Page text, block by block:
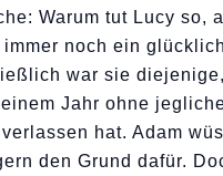
Warum tut Lucy so,
noch ein
war sie
Jahr ohne
hat. Adam
den Grund dafür.